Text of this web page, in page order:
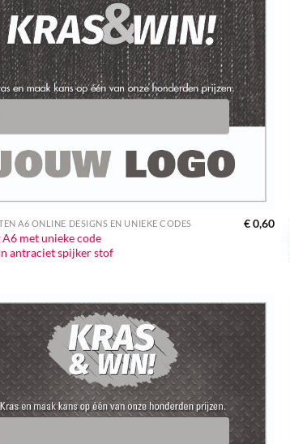
A6 ONLINE DESIGNS EN UNIEKE CODES
met unieke code
antraciet spijker stof
€0,60